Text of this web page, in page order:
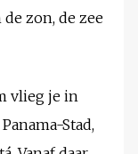
zon, de zee
vlieg je in
Stad,